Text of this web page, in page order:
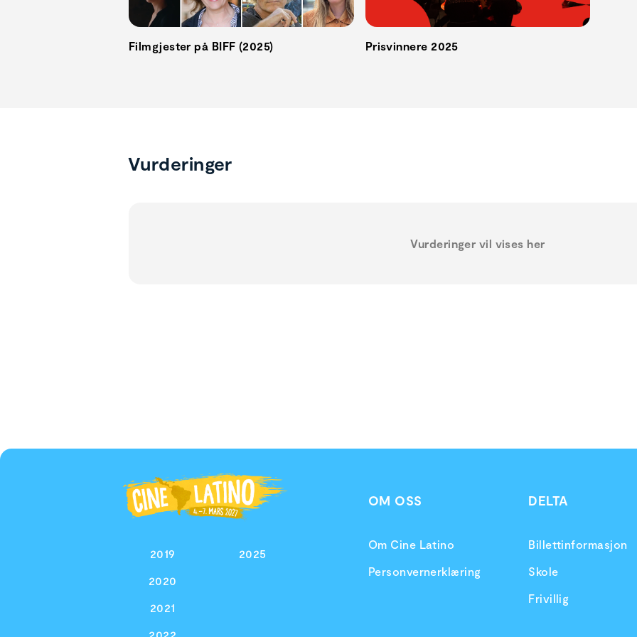
Filmgjester på BIFF (2025) Prisvinnere 2025
Vurderinger
Vurderinger vil vises her
2019
2020
2021
2025
OM OSS
Om Cine Latino
Personvernerklæring
DELTA
Billettinformasjon
Skole
Frivillig